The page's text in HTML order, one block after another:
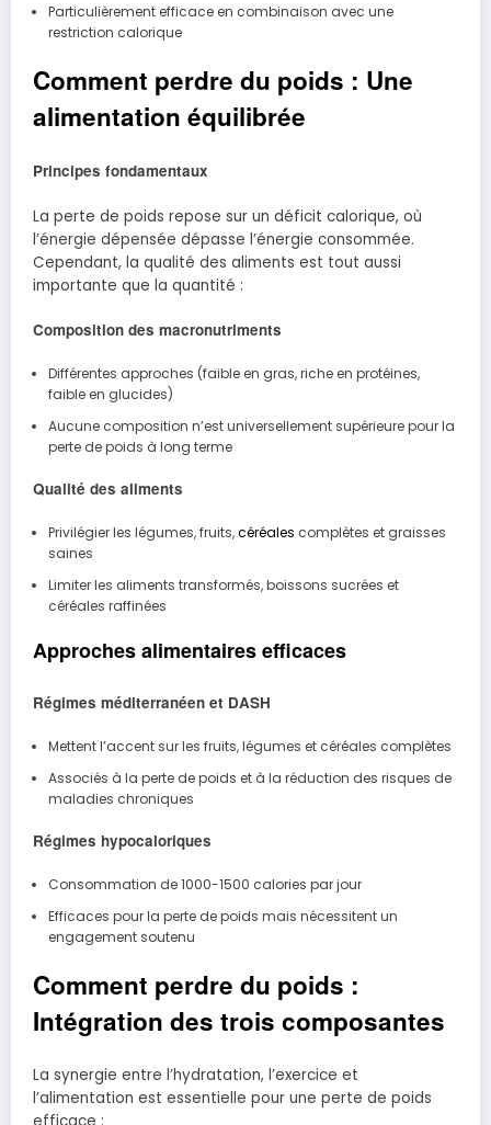
Particulièrement efficace en combinaison avec une
restriction calorique
Comment perdre du poids : Une
alimentation équilibrée
Principes fondamentaux
La perte de poids repose sur un déficit calorique, où
l’énergie dépensée dépasse l’énergie consommée.
Cependant, la qualité des aliments est tout aussi
importante que la quantité :
Composition des macronutriments
Différentes approches (faible en gras, riche en protéines,
faible en glucides)
Aucune composition n’est universellement supérieure pour la
perte de poids à long terme
Qualité des aliments
Privilégier les légumes, fruits,céréales complètes et graisses
saines
Limiter les aliments transformés, boissons sucrées et
céréales raffinées
Approches alimentaires efficaces
Régimes méditerranéen et DASH
Mettent l’accent sur les fruits, légumes et céréales complètes
Associés à la perte de poids et à la réduction des risques de
maladies chroniques
Régimes hypocaloriques
Consommation de 1000-1500 calories par jour
Efficaces pour la perte de poids mais nécessitent un
engagement soutenu
Comment perdre du poids :
Intégration des trois composantes
La synergie entre l’hydratation, l’exercice et
l’alimentation est essentielle pour une perte de poids